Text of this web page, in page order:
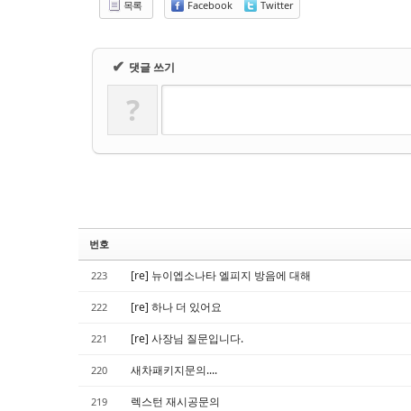
목록 Facebook Twitter
✔ 댓글 쓰기
?
번호
223 [re] 뉴이엡소나타 엘피지 방음에 대해
222 [re] 하나 더 있어요
221 [re] 사장님 질문입니다.
220 새차패키지문의....
219 렉스턴 재시공문의